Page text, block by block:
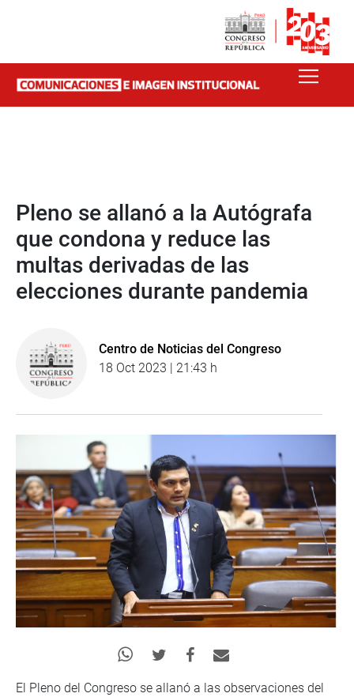
Pleno se allanó a la Autógrafa
que condona y reduce las
multas derivadas de las
elecciones durante pandemia
Centro de Noticias del Congreso
18 Oct 2023 | 21:43 h
El Pleno del Congreso se allanó a las observaciones del